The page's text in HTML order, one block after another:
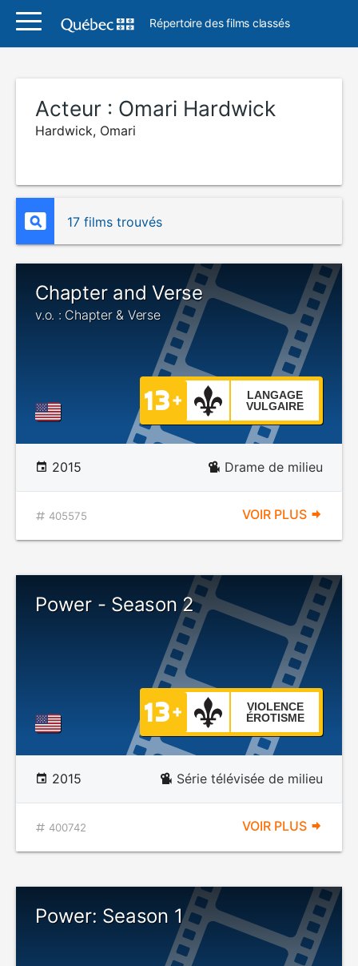
Répertoire des films classés
Acteur : Omari Hardwick
Hardwick, Omari
17 films trouvés
Chapter and Verse
v.o. : Chapter & Verse
LANGAGE
VULGAIRE
2015 Drame de milieu
405575 VOIR PLUS
Power - Season 2
VIOLENCE
ÉROTISME
2015 Série télévisée de milieu
400742 VOIR PLUS
Power: Season 1